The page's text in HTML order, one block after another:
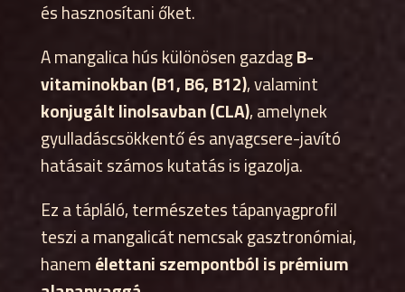
és hasznosítani őket.
A mangalica hús különösen gazdagB-
vitaminokban (B1, B6, B12), valamint
konjugált linolsavban (CLA), amelynek
gyulladáscsökkentő és anyagcsere-javító
hatásait számos kutatás is igazolja.
Ez a tápláló, természetes tápanyagprofil
teszi a mangalicát nemcsak gasztronómiai,
hanemélettani szempontból is prémium